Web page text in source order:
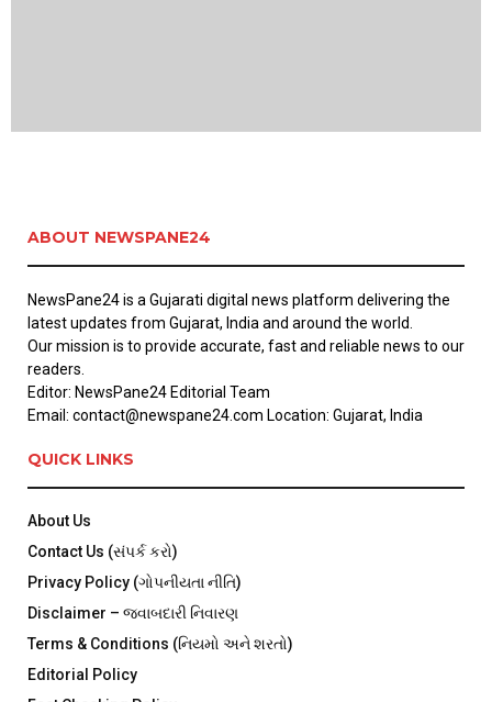
ABOUT NEWSPANE24
NewsPane24 is a Gujarati digital news platform delivering the
latest updates from Gujarat, India and around the world.
Our mission is to provide accurate, fast and reliable news to our
readers.
Editor: NewsPane24 Editorial Team
Email: contact@newspane24.com Location: Gujarat, India
QUICK LINKS
About Us
Contact Us (સંપર્ક કરો)
Privacy Policy (ગોપનીયતા નીતિ)
Disclaimer – જવાબદારી નિવારણ
Terms & Conditions (નિયમો અને શરતો)
Editorial Policy